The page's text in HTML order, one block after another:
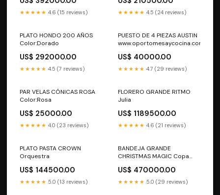
★★★★★ 4.6 (15 reviews) ★★★★★ 4.5 (24 reviews)
PLATO HONDO 200 AÑOS
Color:Dorado
US$ 292000.00
★★★★★ 4.5 (7 reviews)
PUESTO DE 4 PIEZAS AUSTIN
www.oportomesaycocina.com
US$ 40000.00
★★★★★ 4.7 (29 reviews)
PAR VELAS CÓNICAS ROSA
Color:Rosa
US$ 25000.00
★★★★★ 4.0 (23 reviews)
FLORERO GRANDE RITMO
Julia
US$ 1189500.00
★★★★★ 4.6 (21 reviews)
PLATO PASTA CROWN
Orquestra
US$ 144500.00
★★★★★ 5.0 (13 reviews)
BANDEJA GRANDE
CHRISTMAS MAGIC Copa
US$ 470000.00
★★★★★ 5.0 (29 reviews)